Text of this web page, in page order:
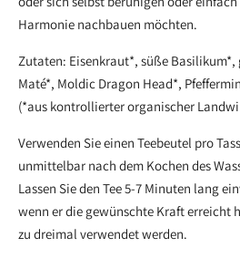
legen
Harmonie nachbauen möchten.
Zutaten: Eisenkraut*, süße
Maté*, Moldic Dragon Head*,
(*aus kontrollierter organischer
Verwenden Sie einen Teebeutel pro
unmittelbar nach dem Kochen des
Lassen Sie den Tee 5-7 Minuten lang
wenn er die gewünschte Kraft erreicht
zu dreimal verwendet werden.